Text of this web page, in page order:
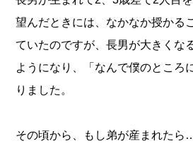
望んだときには、なかなか授かる
ていたのですが、長男が大きくな
ようになり、「なんで僕のところ
りました。
その頃から、もし弟が産まれた